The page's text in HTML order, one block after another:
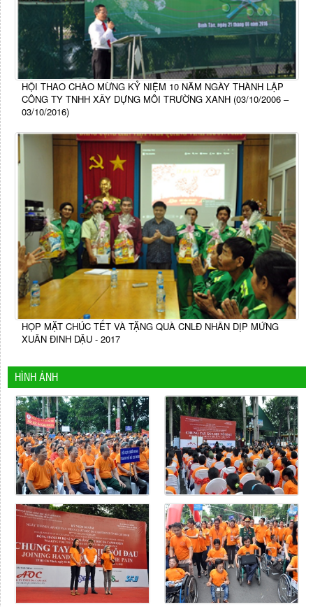
HỘI THAO CHÀO MỪNG KỶ NIỆM 10 NĂM NGÀY THÀNH LẬP
CÔNG TY TNHH XÂY DỰNG MÔI TRƯỜNG XANH (03/10/2006 –
03/10/2016)
HỌP MẶT CHÚC TẾT VÀ TẶNG QUÀ CNLĐ NHÂN DỊP MỨNG
XUÂN ĐINH DẬU - 2017
HÌNH ẢNH